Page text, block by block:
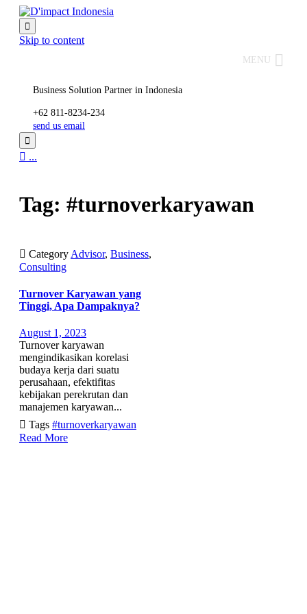

Skip to content
MENU
Business Solution Partner in Indonesia
+62 811-8234-234
send us email

 ...
Tag: #turnoverkaryawan
 Category Advisor, Business,
Consulting
Turnover Karyawan yang
Tinggi, Apa Dampaknya?
August 1, 2023
Turnover karyawan
mengindikasikan korelasi
budaya kerja dari suatu
perusahaan, efektifitas
kebijakan perekrutan dan
manajemen karyawan...
 Tags #turnoverkaryawan
Read More